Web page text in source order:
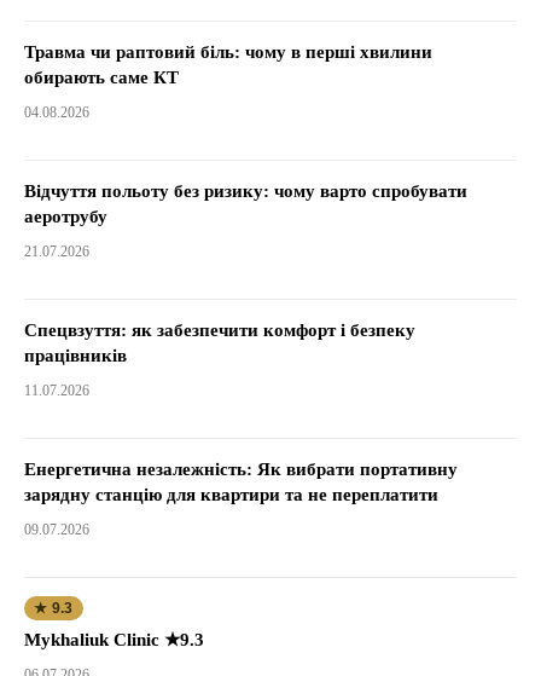
Травма чи раптовий біль: чому в перші хвилини
обирають саме КТ
04.08.2026
Відчуття польоту без ризику: чому варто спробувати
аеротрубу
21.07.2026
Спецвзуття: як забезпечити комфорт і безпеку
працівників
11.07.2026
Енергетична незалежність: Як вибрати портативну
зарядну станцію для квартири та не переплатити
09.07.2026
★ 9.3
Mykhaliuk Clinic ★9.3